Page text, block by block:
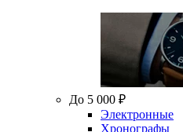
До 5 000 ₽
Электронные
Хронографы